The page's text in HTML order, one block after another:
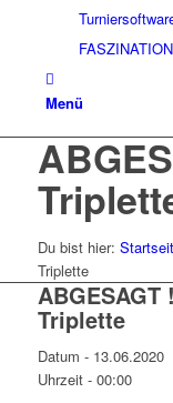
Menü
Du bist hier:
Triplette
ABGESAGT
Triplette
Datum - 13.06.2020
Uhrzeit - 00:00